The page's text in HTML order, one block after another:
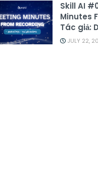
Skill AI
Minutes
Tác giả:
JULY 22,